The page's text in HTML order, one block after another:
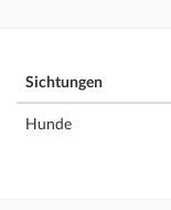
Sichtungen
Hunde